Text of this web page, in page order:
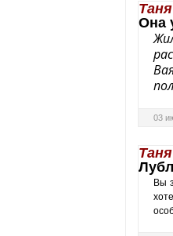
Она
03
Вы